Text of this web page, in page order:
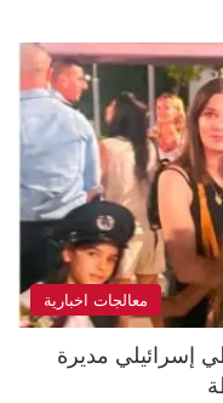
معالجات اخبارية
مديرة